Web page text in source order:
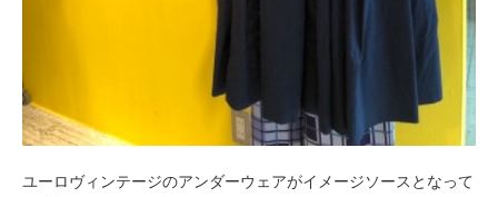
ユーロヴィンテージのアンダーウェアがイメージソースとなって